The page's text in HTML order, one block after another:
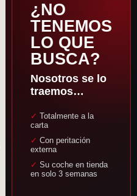
¿NO
TENEMOS
LO QUE
BUSCA?
Nosotros se lo
traemos…
✓ Totalmente a la
carta
✓ Con peritación
externa
✓ Su coche en tienda
en solo 3 semanas